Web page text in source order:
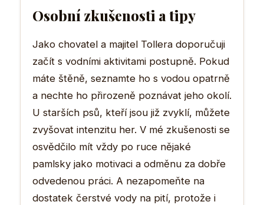
Osobní zkušenosti a tipy
Jako chovatel a majitel Tollera doporučuji
začít s vodními aktivitami postupně. Pokud
máte štěně, seznamte ho s vodou opatrně
a nechte ho přirozeně poznávat jeho okolí.
U starších psů, kteří jsou již zvyklí, můžete
zvyšovat intenzitu her. V mé zkušenosti se
osvědčilo mít vždy po ruce nějaké
pamlsky jako motivaci a odměnu za dobře
odvedenou práci. A nezapomeňte na
dostatek čerstvé vody na pití, protože i